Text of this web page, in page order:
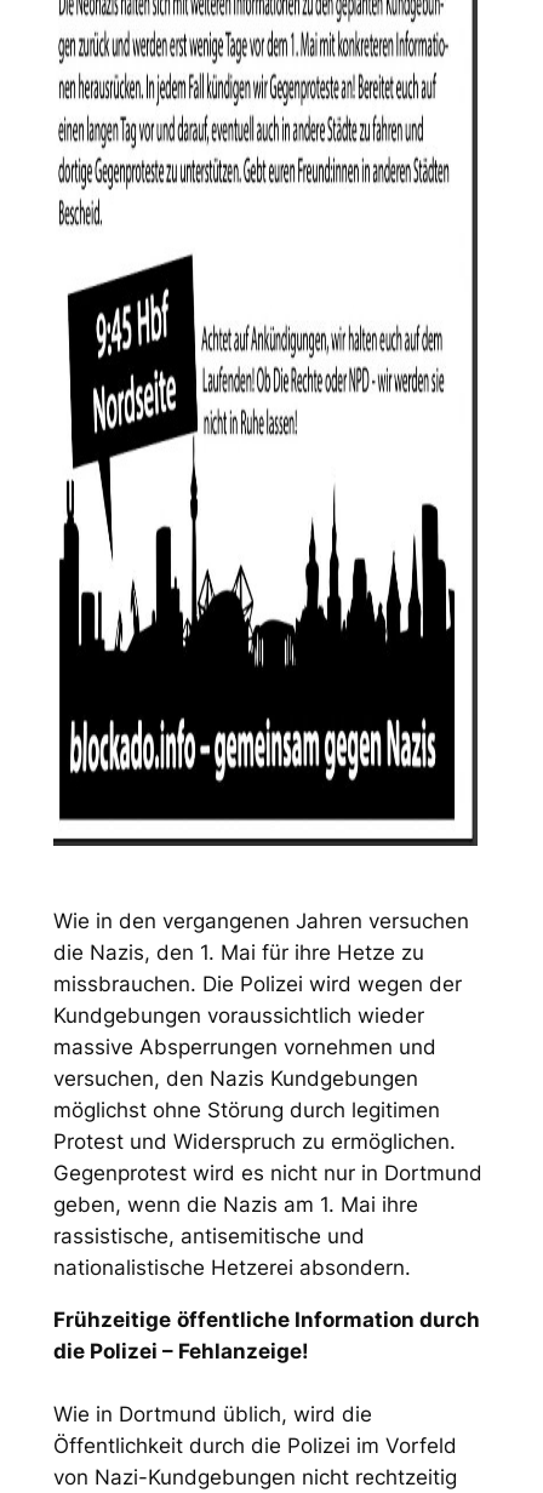
Wie in den vergangenen Jahren versuchen
die Nazis, den 1. Mai für ihre Hetze zu
missbrauchen. Die Polizei wird wegen der
Kundgebungen voraussichtlich wieder
massive Absperrungen vornehmen und
versuchen, den Nazis Kundgebungen
möglichst ohne Störung durch legitimen
Protest und Widerspruch zu ermöglichen.
Gegenprotest wird es nicht nur in Dortmund
geben, wenn die Nazis am 1. Mai ihre
rassistische, antisemitische und
nationalistische Hetzerei absondern.
Frühzeitige öffentliche Information durch
die Polizei – Fehlanzeige!
Wie in Dortmund üblich, wird die
Öffentlichkeit durch die Polizei im Vorfeld
von Nazi-Kundgebungen nicht rechtzeitig